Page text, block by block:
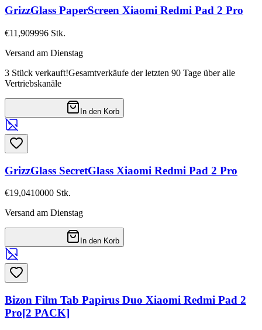
GrizzGlass PaperScreen Xiaomi Redmi Pad 2 Pro
€11,909996 Stk.
Versand am Dienstag
3 Stück verkauft!Gesamtverkäufe der letzten 90 Tage über alle
Vertriebskanäle
In den Korb
GrizzGlass SecretGlass Xiaomi Redmi Pad 2 Pro
€19,0410000 Stk.
Versand am Dienstag
In den Korb
Bizon Film Tab Papirus Duo Xiaomi Redmi Pad 2
Pro[2 PACK]